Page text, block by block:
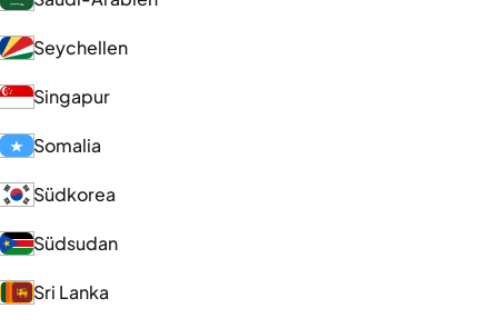
Seychellen
Singapur
Somalia
Südkorea
Südsudan
Sri Lanka